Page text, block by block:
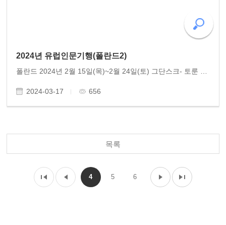
2024년 유럽인문기행(폴란드2)
폴란드 2024년 2월 15일(목)~2월 24일(토) 그단스크- 토룬 -바르샤바- 크라푸트- 브로츠와프 참여 : 14명
2024-03-17 656
목록
4 5 6